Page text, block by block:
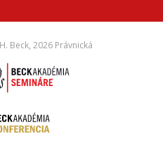
Beck, 2026 Právnická